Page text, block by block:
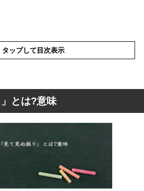
タップして目次表示
り」とは?意味
り」の類語や類義語・言い換
」とは?意味